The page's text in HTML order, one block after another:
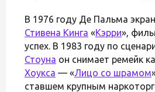
В 1976 году Де Пальма
Стивена Кинга «Кэрри»,
успех. В 1983 году по
Стоуна он снимает ремейк
Хоукса — «Лицо со шрамом
ставшем крупным